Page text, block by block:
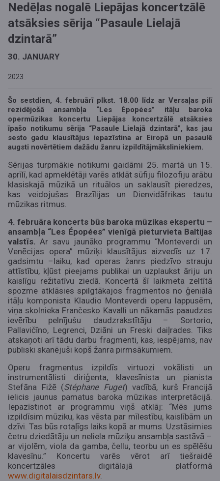
Nedēļas nogalē Liepājas koncertzālē
atsāksies sērija “Pasaule Lielajā
dzintarā”
30. JANUARY
2023
Šo sestdien, 4. februārī plkst. 18.00 līdz ar Versaļas pilī
rezidējošā ansambļa “Les Épopées” itāļu baroka
opermūzikas koncertu Liepājas koncertzālē atsāksies
īpašo notikumu sērija “Pasaule Lielajā dzintarā”, kas jau
sesto gadu klausītājus iepazīstina ar Eiropā un pasaulē
augsti novērtētiem dažādu žanru izpildītājmāksliniekiem.
Sērijas turpmākie notikumi gaidāmi 25. martā un 15.
aprīlī, kad apmeklētāji varēs atklāt sūfiju filozofiju arābu
klasiskajā mūzikā un rituālos un saklausīt pieredzes,
kas veidojušas Brazīlijas un Dienvidāfrikas tautu
mūzikas ritmus.
4. februāra koncerts būs baroka mūzikas ekspertu –
ansambļa “Les Épopées” vienīgā pieturvieta Baltijas
valstīs. Ar savu jaunāko programmu “Monteverdi un
Venēcijas opera” mūziķi klausītājus aizvedīs uz 17.
gadsimtu –laiku, kad operas žanrs piedzīvo strauju
attīstību, kļūst pieejams publikai un uzplaukst āriju un
kaislīgu režitatīvu ziedā. Koncertā šī laikmeta zeltītā
spozme atklāsies spilgtākajos fragmentos no ģeniālā
itāļu komponista Klaudio Monteverdi operu lappusēm,
viņa skolnieka Frančesko Kavalli un nākamās paaudzes
ievērību pelnījušu daudzrakstītāju – Sortorio,
Pallavičīno, Legrenci, Dziāni un Freski daiļrades. Tiks
atskaņoti arī tādu darbu fragmenti, kas, iespējams, nav
publiski skanējuši kopš žanra pirmsākumiem.
Operu fragmentus izpildīs virtuozi vokālisti un
instrumentālisti diriģenta, klavesīnista un pianista
Stefāna Fižē (Stéphane Fuget) vadībā, kurš Francijā
ielicis jaunus pamatus baroka mūzikas interpretācijā.
Iepazīstinot ar programmu viņš atklāj: “Mēs jums
izpildīsim mūziku, kas vēsta par mīlestību, kaislībām un
dzīvi. Tas būs rotaļīgs laiks kopā ar mums. Uzstāsimies
četru dziedātāju un neliela mūziķu ansambļa sastāvā –
ar vijolēm, viola da gamba, čellu, teorbu un es spēlēšu
klavesīnu.” Koncertu varēs vērot arī tiešraidē
koncertzāles digitālajā platformā
www.digitalaisdzintars.lv.